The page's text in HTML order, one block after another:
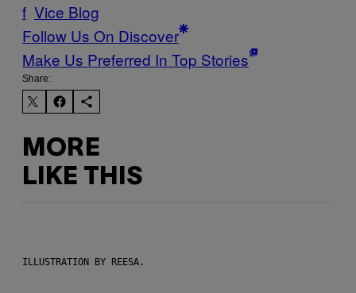
f Vice Blog
Follow Us On Discover
Make Us Preferred In Top Stories
Share:
MORE
LIKE THIS
ILLUSTRATION BY REESA.